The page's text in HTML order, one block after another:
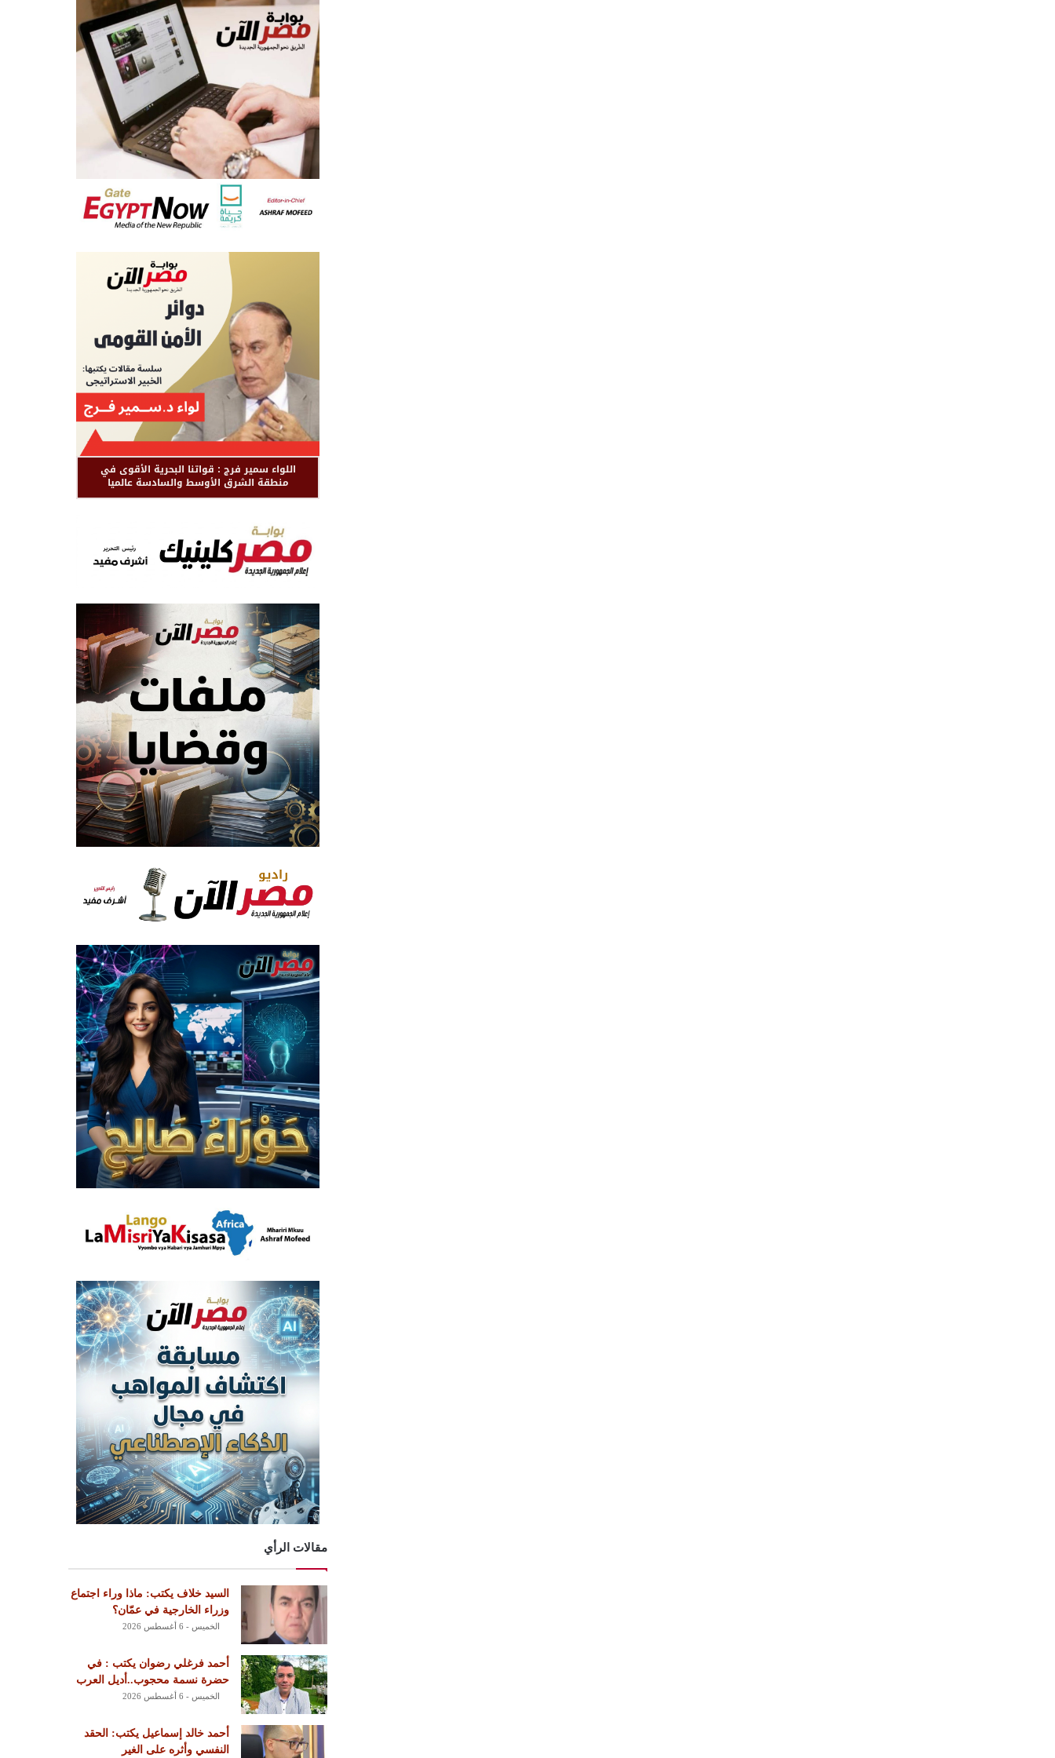
اللواء سمير فرج : قواتنا البحرية الأقوى في
منطقة الشرق الأوسط والسادسة عالميا
مقالات الرأي
السيد خلاف يكتب: ماذا وراء اجتماع
وزراء الخارجية في عمّان؟
الخميس - 6 أغسطس 2026
أحمد فرغلي رضوان يكتب : في
حضرة نسمة محجوب..أديل العرب
الخميس - 6 أغسطس 2026
أحمد خالد إسماعيل يكتب: الحقد
النفسي وأثره على الغير